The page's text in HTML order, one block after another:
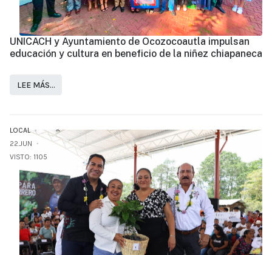
UNICACH y Ayuntamiento de Ocozocoautla impulsan
educación y cultura en beneficio de la niñez chiapaneca
LEE MÁS…
LOCAL
22.JUN
VISTO: 1105